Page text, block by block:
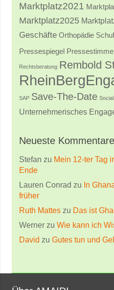
Marktplatz2021
Marktplatz2025
Geschäfte Orthopädie
Pressespiegel
Rechtsberatung Rembold
SAP Save-The-Date
Unternehmerisches
Neueste Kommentare
Stefan zu Mein 12-ter Tag
Ende
Lauren Conrad zu In
früher
Ruth Mattes zu Das ist
Werner zu Wie kann ich
David zu Gutes tun und